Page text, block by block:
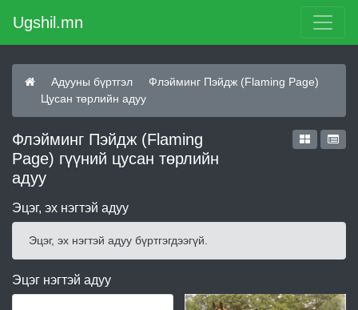
Ugshil.mn
Адууны бүртгэл
Флэйминг Пэйдж (Flaming Page)
Цусан төрлийн адуу
Флэйминг Пэйдж (Flaming
Page) гүүний цусан төрлийн
адуу
Эцэг, эх нэгтэй адуу
Эцэг, эх нэгтэй адуу бүртгэгдээгүй.
Эцэг нэгтэй адуу